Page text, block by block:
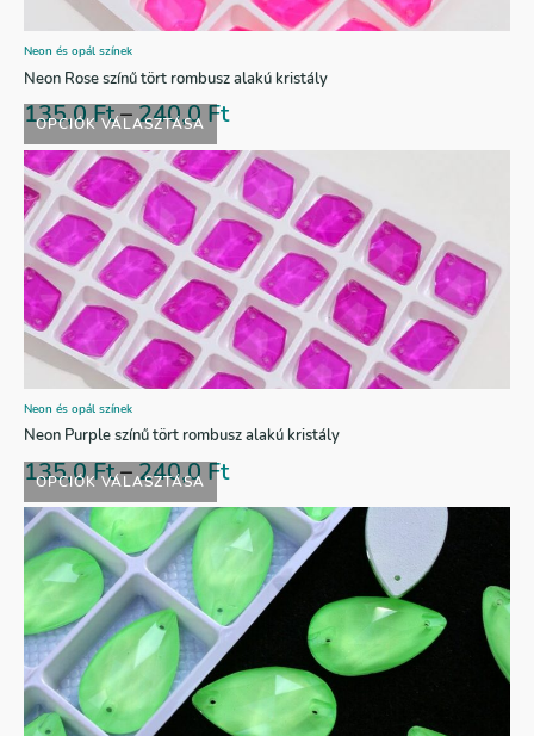
OPCIÓK VÁLASZTÁSA
Neon és opál színek
Neon Rose színű tört rombusz alakú kristály
135,0Ft–240,0Ft
OPCIÓK VÁLASZTÁSA
Neon és opál színek
Neon Purple színű tört rombusz alakú kristály
135,0Ft–240,0Ft